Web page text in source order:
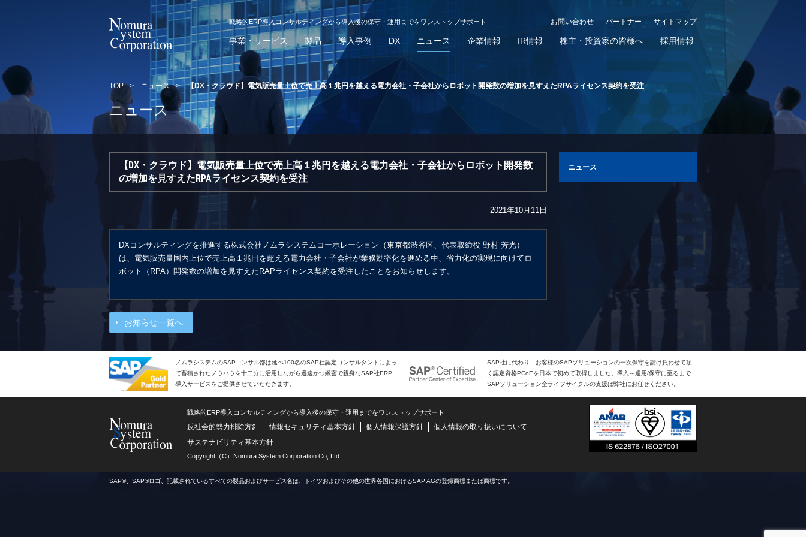
戦略的ERP導入コンサルティングから導入後の保守・運用までをワンストップサポート サイトマップ
パートナー
お問い合わせ
事業・サービス 製品 導入事例 DX ニュース 企業情報 IR情報 株主・投資家の皆様へ 採用情報
TOP > ニュース >【DX・クラウド】電気販売量上位で売上高１兆円を越える電力会社・子会社からロボット開発数の増加を見すえたRPAライセンス契約を受注
ニュース
【DX・クラウド】電気販売量上位で売上高１兆円を越える電力会社・子会社からロボット開発数
の増加を見すえたRPAライセンス契約を受注
2021年10月11日
DXコンサルティングを推進する株式会社ノムラシステムコーポレーション（東京都渋谷区、代表取締役 野村 芳光）
は、電気販売量国内上位で売上高１兆円を超える電力会社・子会社が業務効率化を進める中、省力化の実現に向けてロ
ボット（RPA）開発数の増加を見すえたRAPライセンス契約を受注したことをお知らせします。
お知らせ一覧へ
ニュース
ノムラシステムのSAPコンサル部は延べ100名のSAP社認定コンサルタントによっ
て蓄積されたノウハウを十二分に活用しながら迅速かつ緻密で親身なSAP社ERP
導入サービスをご提供させていただきます。
SAP社に代わり、お客様のSAPソリューションの一次保守を請け負わせて頂
く認定資格PCoEを日本で初めて取得しました。導入～運用/保守に至るまで
SAPソリューション全ライフサイクルの支援は弊社にお任せください。
戦略的ERP導入コンサルティングから導入後の保守・運用までをワンストップサポート
反社会的勢力排除方針 情報セキュリティ基本方針 個人情報保護方針
個人情報の取り扱いについて
サステナビリティ基本方針
Copyright（C）Nomura System Corporation Co, Ltd.
SAP®、SAP®ロゴ、記載されているすべての製品およびサービス名は、ドイツおよびその他の世界各国におけるSAP AGの登録商標または商標です。